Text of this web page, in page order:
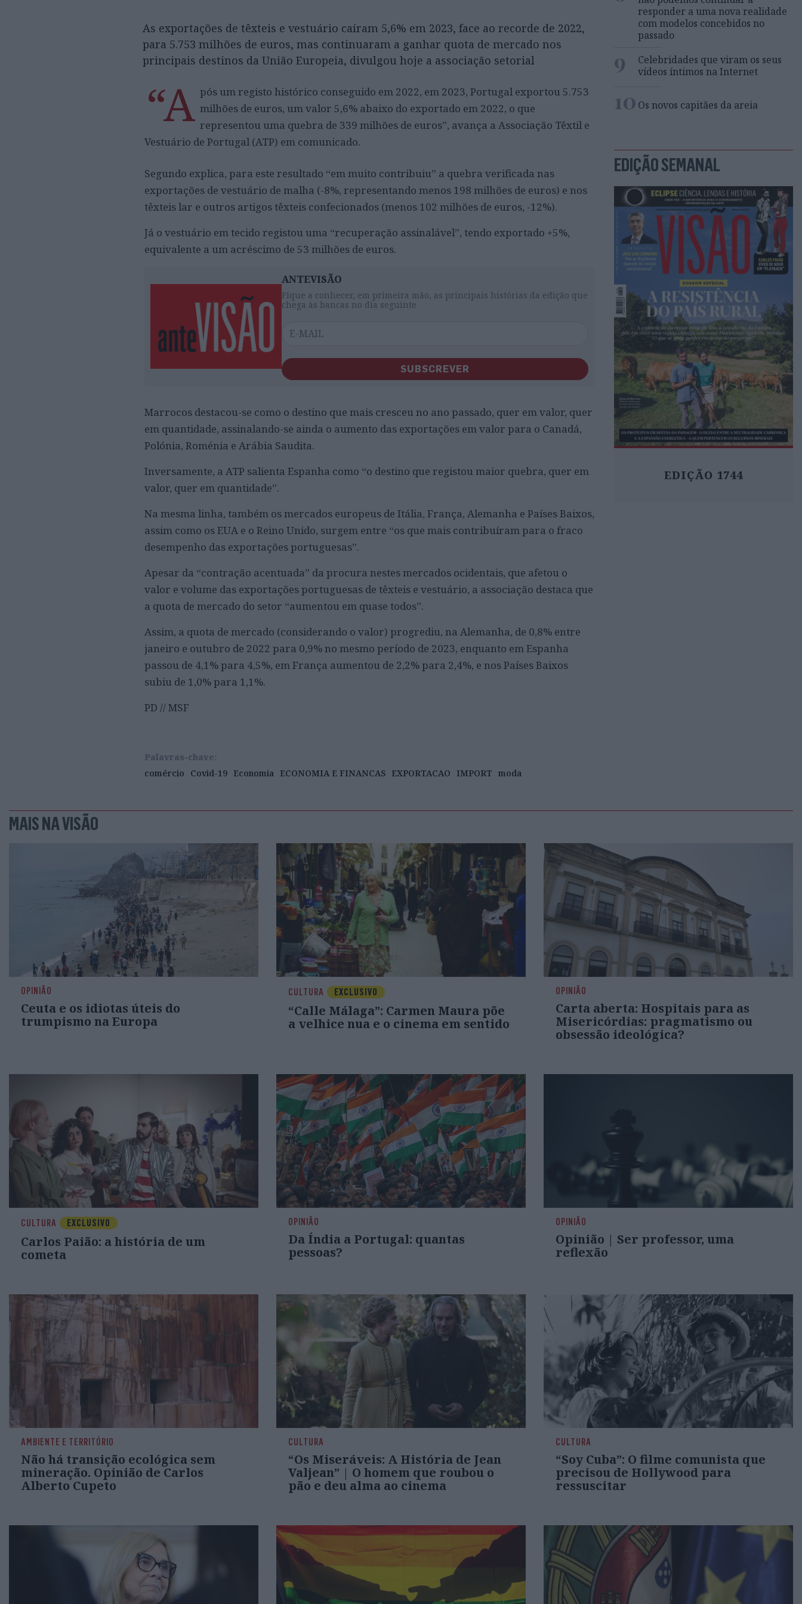
As exportações de têxteis e vestuário caíram 5,6% em 2023, face ao recorde de 2022,
para 5.753 milhões de euros, mas continuaram a ganhar quota de mercado nos
principais destinos da União Europeia, divulgou hoje a associação setorial
“A pós um registo histórico conseguido em 2022, em 2023, Portugal exportou 5.753
milhões de euros, um valor 5,6% abaixo do exportado em 2022, o que
representou uma quebra de 339 milhões de euros”, avança a Associação Têxtil e
Vestuário de Portugal (ATP) em comunicado.
Segundo explica, para este resultado “em muito contribuiu” a quebra verificada nas
exportações de vestuário de malha (-8%, representando menos 198 milhões de euros) e nos
têxteis lar e outros artigos têxteis confecionados (menos 102 milhões de euros, -12%).
Já o vestuário em tecido registou uma “recuperação assinalável”, tendo exportado +5%,
equivalente a um acréscimo de 53 milhões de euros.
ANTEVISÃO
Fique a conhecer, em primeira mão, as principais histórias da edição que
chega às bancas no dia seguinte
SUBSCREVER
Marrocos destacou-se como o destino que mais cresceu no ano passado, quer em valor, quer
em quantidade, assinalando-se ainda o aumento das exportações em valor para o Canadá,
Polónia, Roménia e Arábia Saudita.
Inversamente, a ATP salienta Espanha como “o destino que registou maior quebra, quer em
valor, quer em quantidade”.
Na mesma linha, também os mercados europeus de Itália, França, Alemanha e Países Baixos,
assim como os EUA e o Reino Unido, surgem entre “os que mais contribuíram para o fraco
desempenho das exportações portuguesas”.
Apesar da “contração acentuada” da procura nestes mercados ocidentais, que afetou o
valor e volume das exportações portuguesas de têxteis e vestuário, a associação destaca que
a quota de mercado do setor “aumentou em quase todos”.
Assim, a quota de mercado (considerando o valor) progrediu, na Alemanha, de 0,8% entre
janeiro e outubro de 2022 para 0,9% no mesmo período de 2023, enquanto em Espanha
passou de 4,1% para 4,5%, em França aumentou de 2,2% para 2,4%, e nos Países Baixos
subiu de 1,0% para 1,1%.
PD // MSF
Palavras-chave:
comércio
Covid-19 Economia ECONOMIA E FINANCAS EXPORTACAO IMPORT moda
responder a uma nova realidade
com modelos concebidos no
passado
9
Celebridades que viram os seus
vídeos íntimos na Internet
10 Os novos capitães da areia
EDIÇÃO SEMANAL
EDIÇÃO 1744
MAIS NA VISÃO
OPINIÃO
Ceuta e os idiotas úteis do
trumpismo na Europa
CULTURA EXCLUSIVO
“Calle Málaga”: Carmen Maura põe
a velhice nua e o cinema em sentido
OPINIÃO
Carta aberta: Hospitais para as
Misericórdias: pragmatismo ou
obsessão ideológica?
CULTURA EXCLUSIVO
Carlos Paião: a história de um
cometa
OPINIÃO
Da Índia a Portugal: quantas
pessoas?
OPINIÃO
Opinião | Ser professor, uma
reflexão
AMBIENTE E TERRITÓRIO
Não há transição ecológica sem
mineração. Opinião de Carlos
Alberto Cupeto
CULTURA
“Os Miseráveis: A História de Jean
Valjean” | O homem que roubou o
pão e deu alma ao cinema
CULTURA
“Soy Cuba”: O filme comunista que
precisou de Hollywood para
ressuscitar